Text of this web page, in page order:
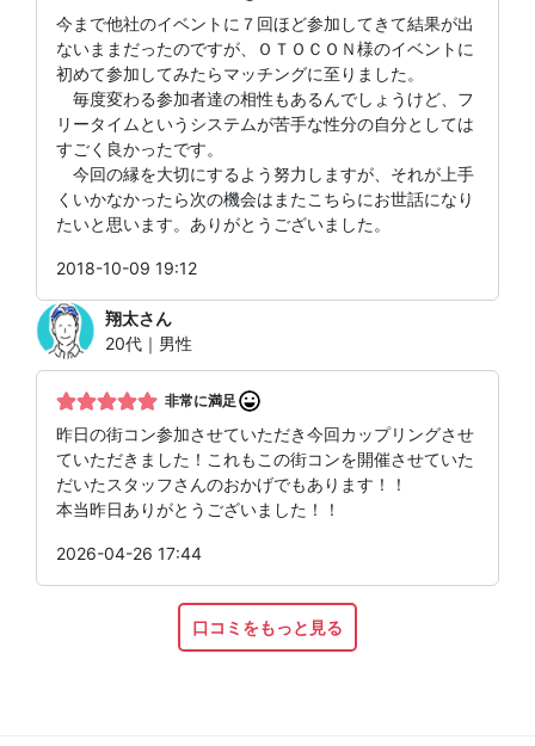
今まで他社のイベントに７回ほど参加してきて結果が出
ないままだったのですが、ＯＴＯＣＯＮ様のイベントに
初めて参加してみたらマッチングに至りました。
毎度変わる参加者達の相性もあるんでしょうけど、フ
リータイムというシステムが苦手な性分の自分としては
すごく良かったです。
今回の縁を大切にするよう努力しますが、それが上手
くいかなかったら次の機会はまたこちらにお世話になり
たいと思います。ありがとうございました。
2018-10-09 19:12
翔太さん
20代｜男性
非常に満足
昨日の街コン参加させていただき今回カップリングさせ
ていただきました！これもこの街コンを開催させていた
だいたスタッフさんのおかげでもあります！！
本当昨日ありがとうございました！！
2026-04-26 17:44
口コミをもっと見る